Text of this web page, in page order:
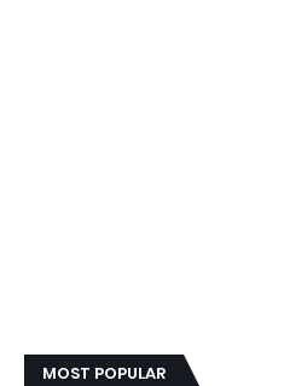
MOST POPULAR